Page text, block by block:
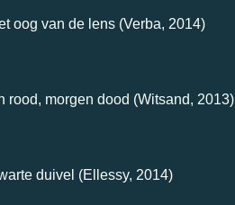
oog van de lens (Verba, 2014)
rood, morgen dood (Witsand, 2013)
duivel (Ellessy, 2014)